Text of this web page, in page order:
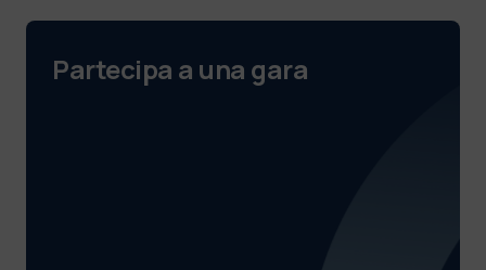
Partecipa a una gara